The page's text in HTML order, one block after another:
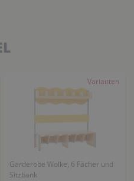
Varianten
Garderobe Wolke, 6 Fächer und
Sitzbank